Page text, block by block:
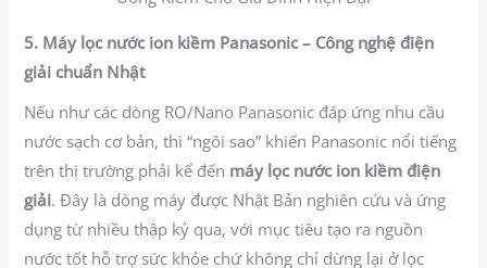
5. Máy lọc nước ion kiềm Panasonic – Công nghệ điện
giải chuẩn Nhật
Nếu như các dòng RO/Nano Panasonic đáp ứng nhu cầu
nước sạch cơ bản, thì “ngôi sao” khiến Panasonic nổi tiếng
trên thị trường phải kể đến máy lọc nước ion kiềm điện
giải. Đây là dòng máy được Nhật Bản nghiên cứu và ứng
dụng từ nhiều thập kỷ qua, với mục tiêu tạo ra nguồn
nước tốt hỗ trợ sức khỏe chứ không chỉ dừng lại ở lọc